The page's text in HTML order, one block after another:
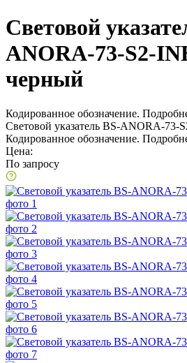
Световой
ANORA-73-S2-
черный
Кодированное обозначение.
Световой указатель BS-ANORA-73-
Кодированное обозначение.
Цена:
По запросу